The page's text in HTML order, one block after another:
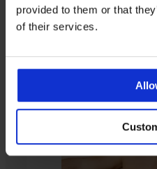
provided to them or that
of their services.
Plavkové
boxerky
Dean
George
Z